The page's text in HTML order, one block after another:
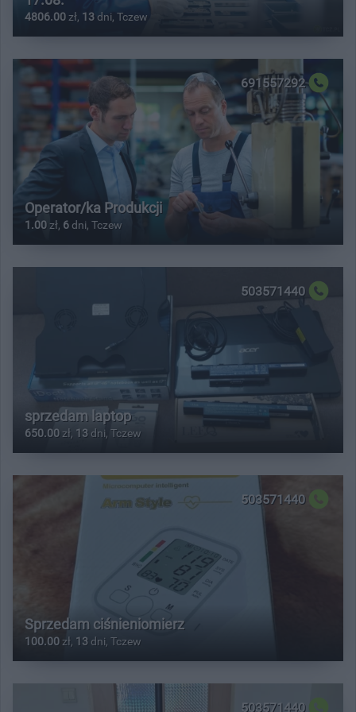
4806.00 zł, 13 dni, Tczew
691557292
Operator/ka Produkcji
1.00 zł, 6 dni, Tczew
503571440
sprzedam laptop
650.00 zł, 13 dni, Tczew
503571440
Sprzedam ciśnieniomierz
100.00 zł, 13 dni, Tczew
503571440